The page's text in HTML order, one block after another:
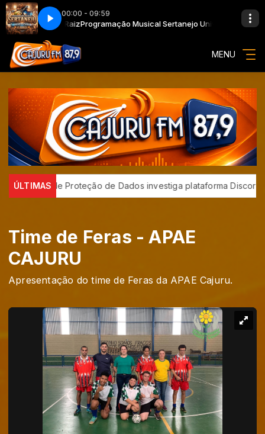
00:00 - 09:59
e RaizProgramação Musical Sertanejo Universitário e Raiz
MENU
ÚLTIMAS
de Proteção de Dados investiga plataforma Discord
Time de Feras - APAE
CAJURU
Apresentação do time de Feras da APAE Cajuru.